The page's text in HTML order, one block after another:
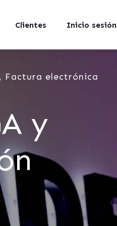
Clientes Inicio sesión
Factura electrónica
y